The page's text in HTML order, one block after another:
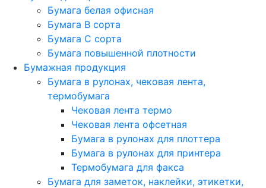
Бумага белая офисная
Бумага B сорта
Бумага C сорта
Бумага повышенной плотности
Бумажная продукция
Бумага в рулонах, чековая лента,
термобумага
Чековая лента термо
Чековая лента офсетная
Бумага в рулонах для плоттера
Бумага в рулонах для принтера
Термобумага для факса
Бумага для заметок, наклейки, этикетки,